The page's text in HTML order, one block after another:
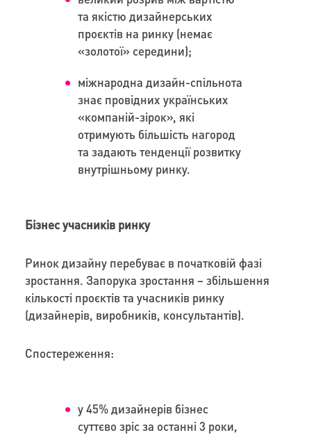
та якістю дизайнерських
проєктів на ринку (немає
«золотої» середини);
міжнародна дизайн-спільнота
знає провідних українських
«компаній-зірок», які
отримують більшість нагород
та задають тенденції розвитку
внутрішньому ринку.
Бізнес учасників ринку
Ринок дизайну перебуває в початковій фазі
зростання. Запорука зростання – збільшення
кількості проєктів та учасників ринку
(дизайнерів, виробників, консультантів).
Спостереження:
у 45% дизайнерів бізнес
суттєво зріс за останні 3 роки,